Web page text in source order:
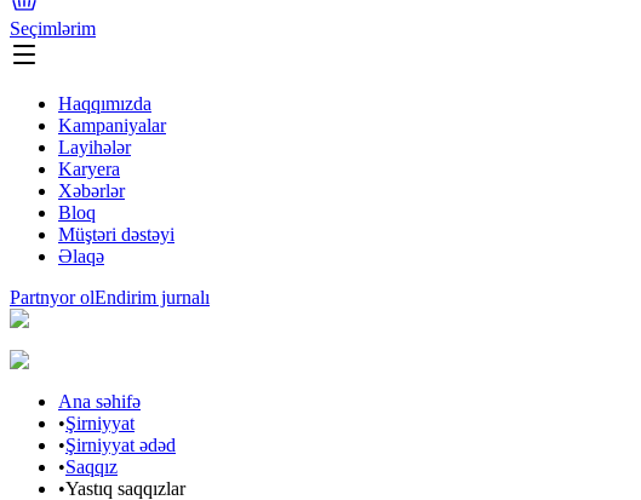
Seçimlərim
Haqqımızda
Kampaniyalar
Layihələr
Karyera
Xəbərlər
Bloq
Müştəri dəstəyi
Əlaqə
Partnyor olEndirim jurnalı
Ana səhifə
•Şirniyyat
•Şirniyyat ədəd
•Saqqız
•Yastıq saqqızlar